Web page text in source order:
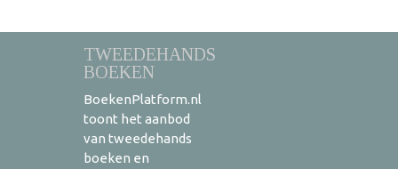
TWEEDEHANDS
BOEKEN
BoekenPlatform.nl
toont het aanbod
van tweedehands
boeken en